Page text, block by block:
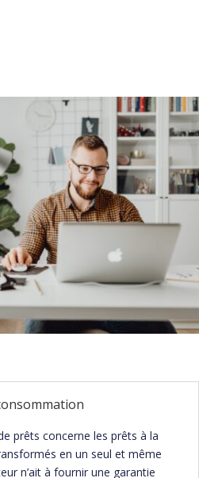
prêts concerne les prêts à la
en un seul et même
n’ait à fournir une garantie